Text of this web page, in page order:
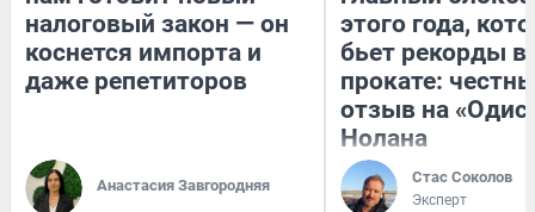
налоговый закон — он
коснется импорта и
даже репетиторов
Анастасия Завгородняя
этого года,
бьет рекорды в
прокате:
отзыв на
Нолана
Стас Соколов
Эксперт